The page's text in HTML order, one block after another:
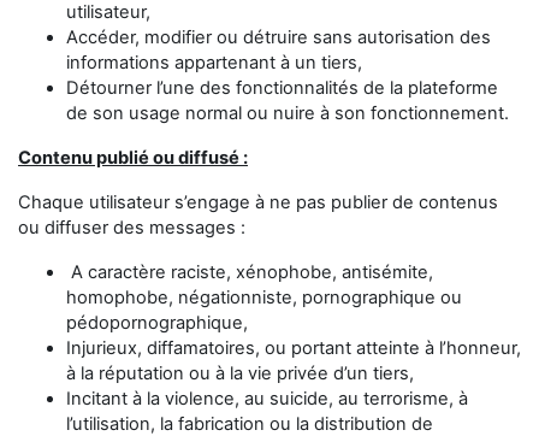
utilisateur,
Accéder, modifier ou détruire sans autorisation des
informations appartenant à un tiers,
Détourner l’une des fonctionnalités de la plateforme
de son usage normal ou nuire à son fonctionnement.
Contenu publié ou diffusé :
Chaque utilisateur s’engage à ne pas publier de contenus
ou diffuser des messages :
A caractère raciste, xénophobe, antisémite,
homophobe, négationniste, pornographique ou
pédopornographique,
Injurieux, diffamatoires, ou portant atteinte à l’honneur,
à la réputation ou à la vie privée d’un tiers,
Incitant à la violence, au suicide, au terrorisme, à
l’utilisation, la fabrication ou la distribution de